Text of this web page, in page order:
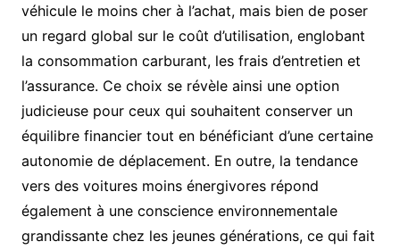
véhicule le moins cher à l’achat, mais bien de poser
un regard global sur le coût d’utilisation, englobant
la consommation carburant, les frais d’entretien et
l’assurance. Ce choix se révèle ainsi une option
judicieuse pour ceux qui souhaitent conserver un
équilibre financier tout en bénéficiant d’une certaine
autonomie de déplacement. En outre, la tendance
vers des voitures moins énergivores répond
également à une conscience environnementale
grandissante chez les jeunes générations, ce qui fait